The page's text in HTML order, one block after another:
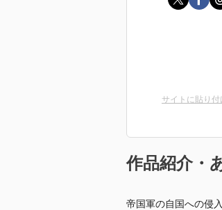
サイトに貼り付
作品紹介・
帝国軍の自国への侵